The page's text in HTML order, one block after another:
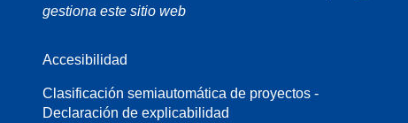
gestiona este sitio web
Accesibilidad
Clasificación semiautomática de proyectos -
Declaración de explicabilidad